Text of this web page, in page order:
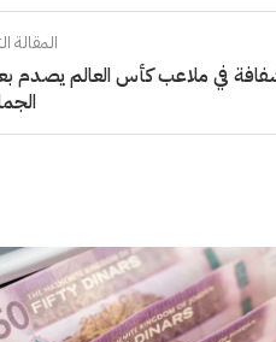
المقالة
في ملاعب كأس العالم